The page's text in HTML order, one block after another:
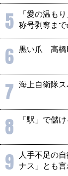
5
「愛の温も
称号剥奪まで
6 黒い爪 高橋
7 海上自衛隊
8 「駅」で儲
9
人手不足の
ナス」とも